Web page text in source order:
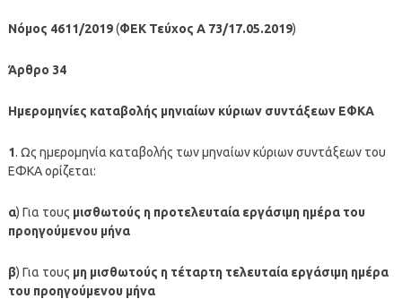
Νόμος 4611/2019(ΦΕΚ Τεύχος A 73/17.05.2019)
Άρθρο 34
Ημερομηνίες καταβολής μηνιαίων κύριων συντάξεων ΕΦΚΑ
1. Ως ημερομηνία καταβολής των μηναίων κύριων συντάξεων του
ΕΦΚΑ ορίζεται:
α) Για τους μισθωτούς η προτελευταία εργάσιμη ημέρα του
προηγούμενου μήνα
β) Για τους μη μισθωτούς η τέταρτη τελευταία εργάσιμη ημέρα
του προηγούμενου μήνα